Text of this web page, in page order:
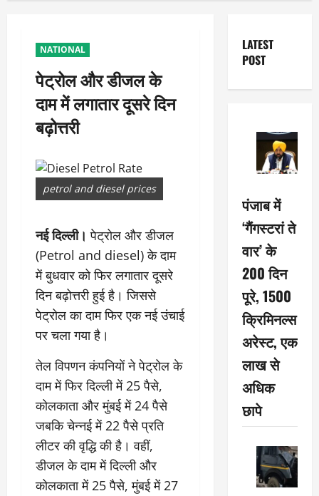
NATIONAL
पेट्रोल और डीजल के
दाम में लगातार दूसरे दिन
बढ़ोत्तरी
petrol and diesel prices
नई दिल्ली। पेट्रोल और डीजल
(Petrol and diesel) के दाम
में बुधवार को फिर लगातार दूसरे
दिन बढ़ोत्तरी हुई है। जिससे
पेट्रोल का दाम फिर एक नई उंचाई
पर चला गया है।
तेल विपणन कंपनियों ने पेट्रोल के
दाम में फिर दिल्ली में 25 पैसे,
कोलकाता और मुंबई में 24 पैसे
जबकि चेन्नई में 22 पैसे प्रति
लीटर की वृद्धि की है। वहीं,
डीजल के दाम में दिल्ली और
कोलकाता में 25 पैसे, मुंबई में 27
LATEST
POST
पंजाब में
‘गैंगस्टरां ते
वार’ के
200 दिन
पूरे, 1500
क्रिमिनल्स
अरेस्ट, एक
लाख से
अधिक
छापे